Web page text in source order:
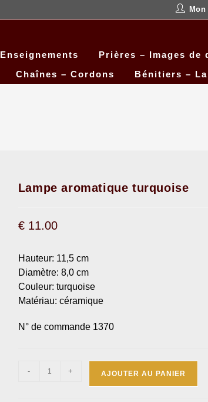
Enseignements
Prières – Images de
Chaînes – Cordons Bénitiers –
Lampe aromatique turquoise
€11.00
Hauteur: 11,5 cm
Diamètre: 8,0 cm
Couleur: turquoise
Matériau: céramique
N° de commande 1370
- + AJOUTER AU PANIER